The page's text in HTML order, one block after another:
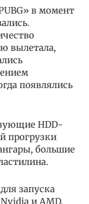
в момент
вылетала,
появлялись
HDD-
прогрузки
большие
запуска
и AMD.